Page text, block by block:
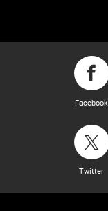
Facebook
Twitter